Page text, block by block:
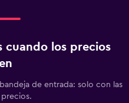
cuando los precios
de entrada: solo con las